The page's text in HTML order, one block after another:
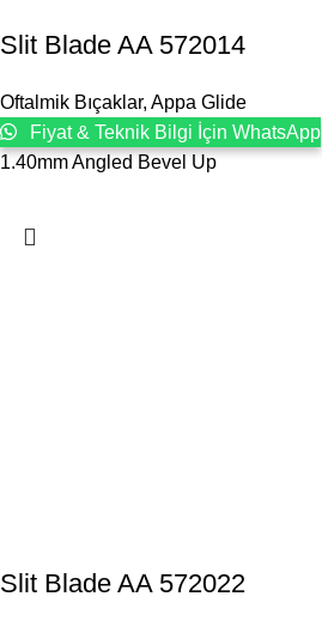
Slit Blade AA 572014
Oftalmik Bıçaklar, Appa Glide
Fiyat & Teknik Bilgi İçin WhatsApp
1.40mm Angled Bevel Up
Slit Blade AA 572022